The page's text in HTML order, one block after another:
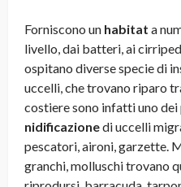
Forniscono un habitat a
livello, dai batteri, ai
ospitano diverse specie di
uccelli, che trovano riparo
costiere sono infatti uno
nidificazionedi uccelli
pescatori, aironi, garzette.
granchi, molluschi trovano